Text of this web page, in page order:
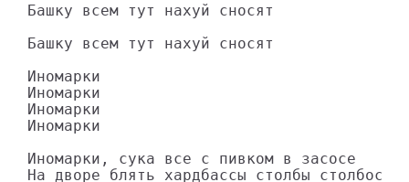
Башку всем тут нахуй сносят
Башку всем тут нахуй сносят
Иномарки
Иномарки
Иномарки
Иномарки
Иномарки, сука все с пивком в засосе
На дворе блять хардбассы столбы столбосят